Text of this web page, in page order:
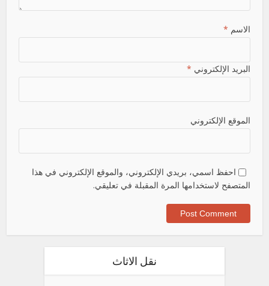
الاسم *
البريد الإلكتروني *
الموقع الإلكتروني
احفظ اسمي، بريدي الإلكتروني، والموقع الإلكتروني في هذا
المتصفح لاستخدامها المرة المقبلة في تعليقي.
نقل الاثاث